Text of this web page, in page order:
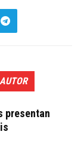
presentan